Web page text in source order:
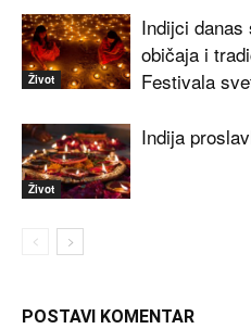
Život
Indijci
običaja i
Festivala
Život
Indija
POSTAVI KOMENTAR